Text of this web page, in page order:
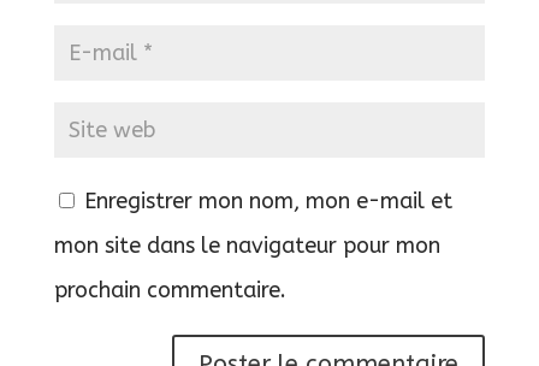
Enregistrer mon nom, mon e-mail et
mon site dans le navigateur pour mon
prochain commentaire.